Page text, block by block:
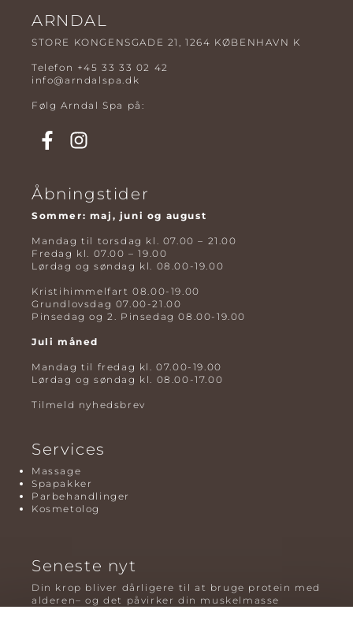
ARNDAL
STORE KONGENSGADE 21, 1264 KØBENHAVN K
Telefon +45 33 33 02 42
info@arndalspa.dk
Følg Arndal Spa på:
Åbningstider
Sommer: maj, juni og august
Mandag til torsdag kl. 07.00 – 21.00
Fredag kl. 07.00 – 19.00
Lørdag og søndag kl. 08.00-19.00
Kristihimmelfart 08.00-19.00
Grundlovsdag 07.00-21.00
Pinsedag og 2. Pinsedag 08.00-19.00
Juli måned
Mandag til fredag kl. 07.00-19.00
Lørdag og søndag kl. 08.00-17.00
Tilmeld nyhedsbrev
Services
Massage
Spapakker
Parbehandlinger
Kosmetolog
Seneste nyt
Din krop bliver dårligere til at bruge protein med
alderen– og det påvirker din muskelmasse